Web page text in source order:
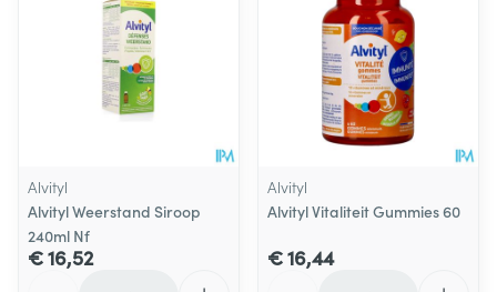
Alvityl
Alvityl Weerstand Siroop
240ml Nf
€ 16,52
Alvityl
Alvityl Vitaliteit Gummies 60
€ 16,44